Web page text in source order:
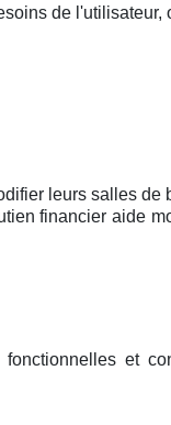
de l'utilisateur,
leurs salles de
financier aide
et